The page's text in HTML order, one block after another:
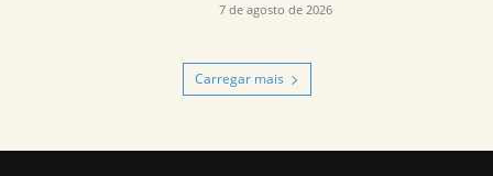
7 de agosto de 2026
Carregar mais